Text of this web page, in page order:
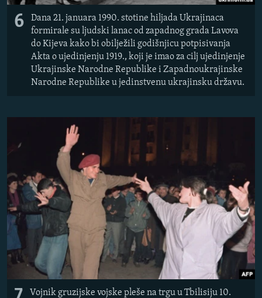
6
Dana 21. januara 1990. stotine hiljada Ukrajinaca
formirale su ljudski lanac od zapadnog grada Lavova
do Kijeva kako bi obilježili godišnjicu potpisivanja
Akta o ujedinjenju 1919., koji je imao za cilj ujedinjenje
Ukrajinske Narodne Republike i Zapadnoukrajinske
Narodne Republike u jedinstvenu ukrajinsku državu.
Vojnik gruzijske vojske pleše na trgu u Tbilisiju 10.